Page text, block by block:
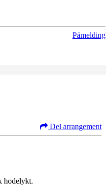
Påmelding
Del arrangement
hodelykt.